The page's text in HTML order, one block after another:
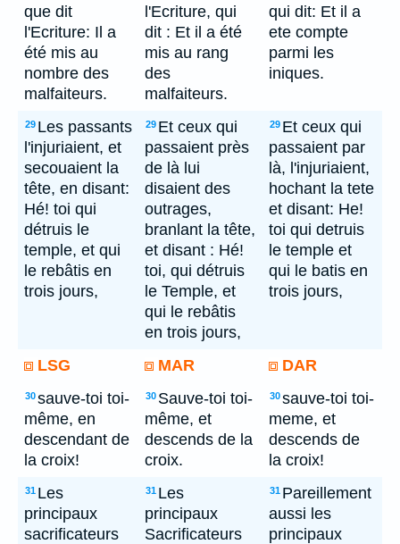
que dit
l'Ecriture: Il a
été mis au
nombre des
malfaiteurs.
l'Ecriture, qui
dit : Et il a été
mis au rang
des
malfaiteurs.
qui dit: Et il a
ete compte
parmi les
iniques.
29 Les passants
l'injuriaient, et
secouaient la
tête, en disant:
Hé! toi qui
détruis le
temple, et qui
le rebâtis en
trois jours,
29 Et ceux qui
passaient près
de là lui
disaient des
outrages,
branlant la tête,
et disant : Hé!
toi, qui détruis
le Temple, et
qui le rebâtis
en trois jours,
29 Et ceux qui
passaient par
là, l'injuriaient,
hochant la tete
et disant: He!
toi qui detruis
le temple et
qui le batis en
trois jours,
LSG MAR DAR
30sauve-toi toi-
même, en
descendant de
la croix!
30 Sauve-toi toi-
même, et
descends de la
croix.
30sauve-toi toi-
meme, et
descends de
la croix!
31 Les
principaux
sacrificateurs
31 Les
principaux
Sacrificateurs
31 Pareillement
aussi les
principaux